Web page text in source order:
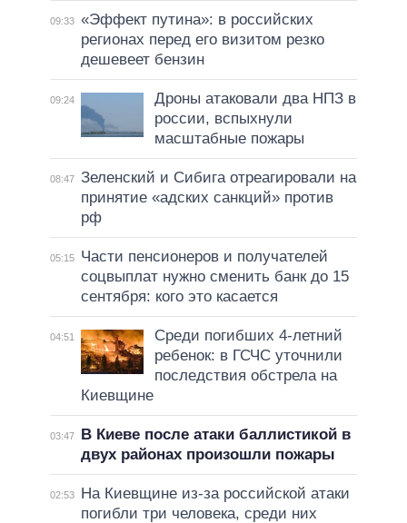
09:33 «Эффект путина»: в российских
регионах перед его визитом резко
дешевеет бензин
09:24
Дроны атаковали два НПЗ в
россии, вспыхнули
масштабные пожары
08:47 Зеленский и Сибига отреагировали на
принятие «адских санкций» против
рф
05:15
Части пенсионеров и получателей
соцвыплат нужно сменить банк до 15
сентября: кого это касается
04:51
Среди погибших 4-летний
ребенок: в ГСЧС уточнили
последствия обстрела на
Киевщине
03:47
В Киеве после атаки баллистикой в
двух районах произошли пожары
02:53
На Киевщине из-за российской атаки
погибли три человека, среди них